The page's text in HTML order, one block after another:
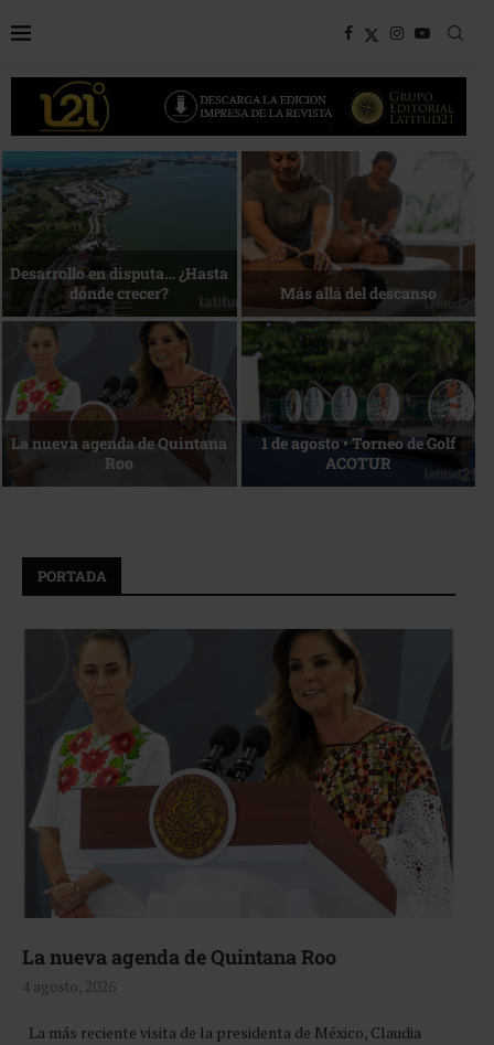
Bottega, un viaje servido a la
mesa
Energía que Impulsa la
competitividad
Reconocimiento de viajeros La esencia del servicio
PORTADA
La nueva agenda de Quintana Roo
4 agosto, 2026
La más reciente visita de la presidenta de México, Claudia